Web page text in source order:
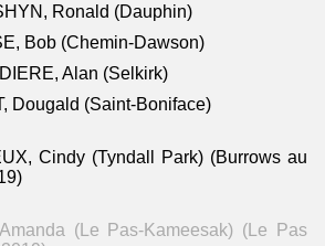
Ronald (Dauphin)
Bob (Chemin-Dawson)
Alan (Selkirk)
Dougald (Saint-Boniface)
Cindy (Tyndall Park) (Burrows au
Amanda (Le Pas-Kameesak) (Le Pas